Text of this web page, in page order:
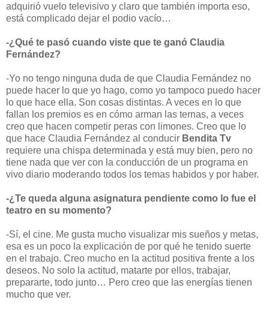
adquirió vuelo televisivo y claro que también importa eso,
está complicado dejar el podio vacío…
-¿Qué te pasó cuando viste que te ganó Claudia
Fernández?
-Yo no tengo ninguna duda de que Claudia Fernández no
puede hacer lo que yo hago, como yo tampoco puedo hacer
lo que hace ella. Son cosas distintas. A veces en lo que
fallan los premios es en cómo arman las ternas, a veces
creo que hacen competir peras con limones. Creo que lo
que hace Claudia Fernández al conducir Bendita Tv
requiere una chispa determinada y está muy bien, pero no
tiene nada que ver con la conducción de un programa en
vivo diario moderando todos los temas habidos y por haber.
-¿Te queda alguna asignatura pendiente como lo fue el
teatro en su momento?
-Sí, el cine. Me gusta mucho visualizar mis sueños y metas,
esa es un poco la explicación de por qué he tenido suerte
en el trabajo. Creo mucho en la actitud positiva frente a los
deseos. No solo la actitud, matarte por ellos, trabajar,
prepararte, todo junto… Pero creo que las energías tienen
mucho que ver.